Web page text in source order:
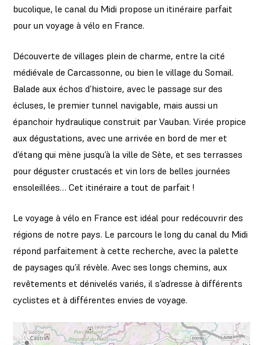
bucolique, le canal du Midi propose un itinéraire parfait
pour un voyage à vélo en France.
Découverte de villages plein de charme, entre la cité
médiévale de Carcassonne, ou bien le village du Somail.
Balade aux échos d’histoire, avec le passage sur des
écluses, le premier tunnel navigable, mais aussi un
épanchoir hydraulique construit par Vauban. Virée propice
aux dégustations, avec une arrivée en bord de mer et
d’étang qui mène jusqu’à la ville de Sète, et ses terrasses
pour déguster crustacés et vin lors de belles journées
ensoleillées… Cet itinéraire a tout de parfait !
Le voyage à vélo en France est idéal pour redécouvrir des
régions de notre pays. Le parcours le long du canal du Midi
répond parfaitement à cette recherche, avec la palette
de paysages qu’il révèle. Avec ses longs chemins, aux
revêtements et dénivelés variés, il s’adresse à différents
cyclistes et à différentes envies de voyage.